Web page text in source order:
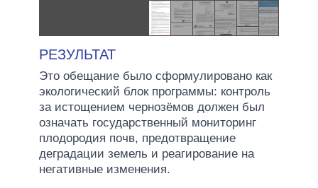
РЕЗУЛЬТАТ
Это обещание было сформулировано как
экологический блок программы: контроль
за истощением чернозёмов должен был
означать государственный мониторинг
плодородия почв, предотвращение
деградации земель и реагирование на
негативные изменения.